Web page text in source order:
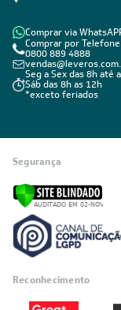
Comprar via
Comprar por Telefone
0800 889 4888
Seg a Sex das 8h até
Sáb das 8h as 12h
*exceto feriados
Segurança
Reconhecimento